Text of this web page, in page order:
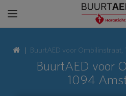
BuurtAED voor
BuurtAED voor
1094